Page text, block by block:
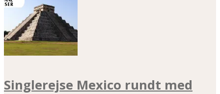
Singlerejse Mexico rundt med